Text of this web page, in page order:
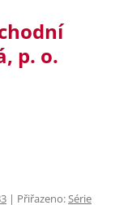
p. o.
| Přiřazeno:Série